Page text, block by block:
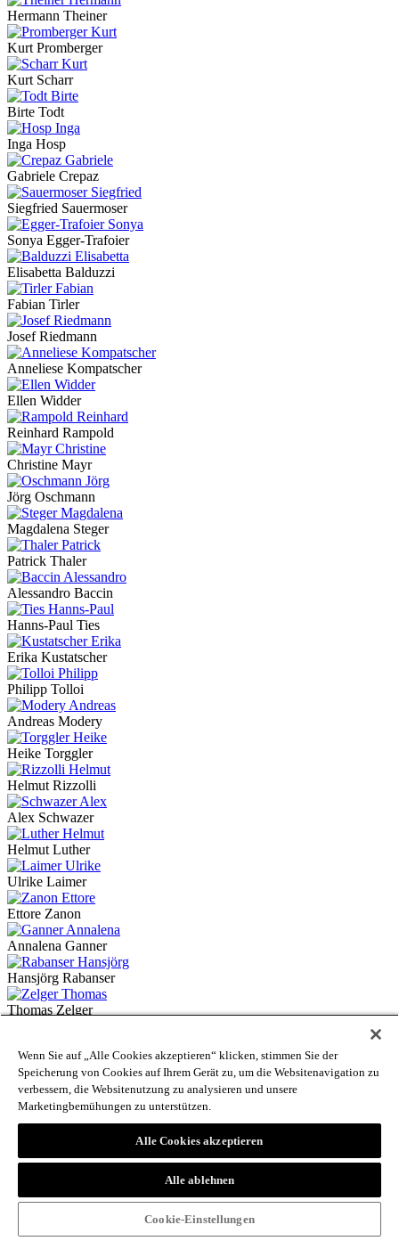
Hermann Theiner
Kurt Promberger
Kurt Scharr
Birte Todt
Inga Hosp
Gabriele Crepaz
Siegfried Sauermoser
Sonya Egger-Trafoier
Elisabetta Balduzzi
Fabian Tirler
Josef Riedmann
Anneliese Kompatscher
Ellen Widder
Reinhard Rampold
Christine Mayr
Jörg Oschmann
Magdalena Steger
Patrick Thaler
Alessandro Baccin
Hanns-Paul Ties
Erika Kustatscher
Philipp Tolloi
Andreas Modery
Heike Torggler
Helmut Rizzolli
Alex Schwazer
Helmut Luther
Ulrike Laimer
Ettore Zanon
Annalena Ganner
Hansjörg Rabanser
Thomas Zelger
Andreas Kofler
Alice Riegler
Anita Maria Zonta
Ariane Prantl
Wenn Sie auf „Alle Cookies akzeptieren“ klicken, stimmen Sie der
Speicherung von Cookies auf Ihrem Gerät zu, um die Websitenavigation zu
verbessern, die Websitenutzung zu analysieren und unsere
Marketingbemühungen zu unterstützen.
Alle Cookies akzeptieren
Alle ablehnen
Cookie-Einstellungen